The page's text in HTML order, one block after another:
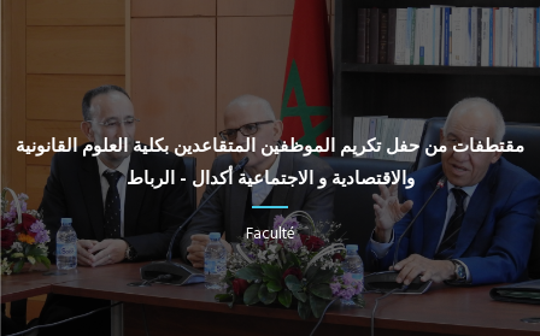
مقتطفات من حفل تكريم الموظفين المتقاعدين بكلية العلوم القانونية
والاقتصادية و الاجتماعية أكدال - الرباط
Faculté